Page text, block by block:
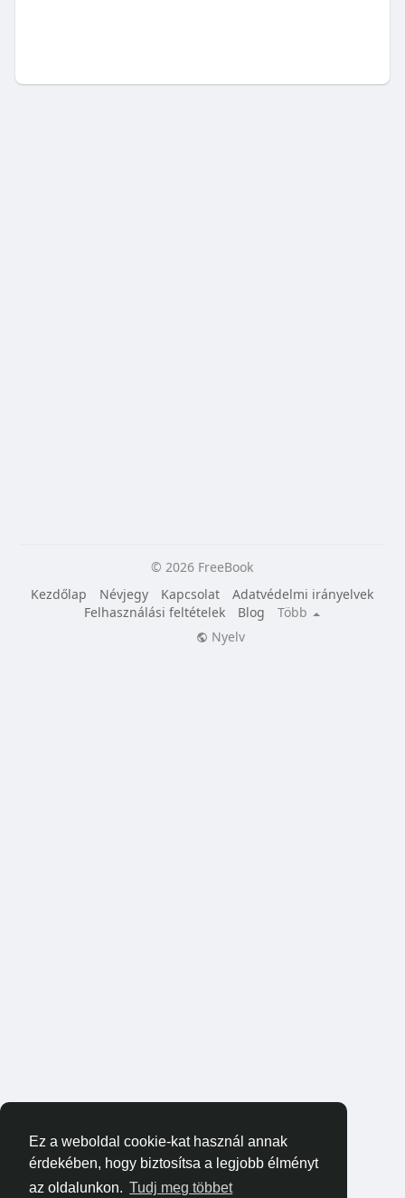
Ez a weboldal cookie-kat használ annak
érdekében, hogy biztosítsa a legjobb élményt
az oldalunkon. Tudj meg többet
© 2026 FreeBook
Kezdőlap
Névjegy Kapcsolat
Adatvédelmi irányelvek
Felhasználási feltételek
Blog
Több
Nyelv